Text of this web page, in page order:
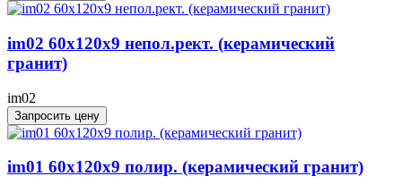
im02 60x120x9 непол.рект. (керамический
гранит)
im02
Запросить цену
im01 60x120x9 полир. (керамический гранит)